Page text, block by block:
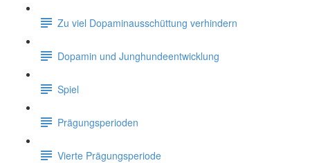
Zu viel Dopaminausschüttung verhindern
Dopamin und Junghundeentwicklung
Spiel
Prägungsperioden
Vierte Prägungsperiode